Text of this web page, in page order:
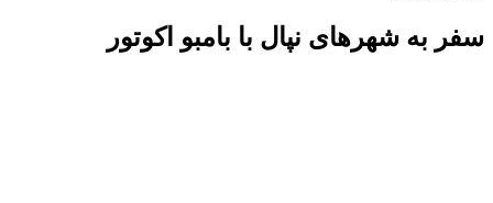
سفر به شهرهای نپال با بامبو اکوتور